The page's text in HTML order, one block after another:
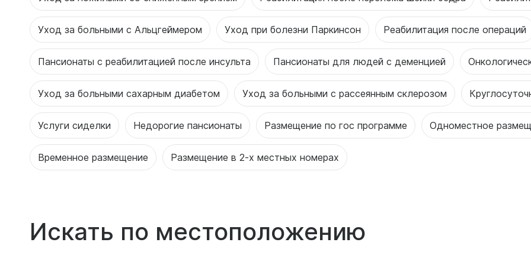
Уход за больными с Альцгеймером Уход при болезни Паркинсон Реабилитация после операций
Пансионаты с реабилитацией после инсульта Пансионаты для людей с деменцией
Уход за больными сахарным диабетом Уход за больными с рассеянным склерозом
Услуги сиделки Недорогие пансионаты Размещение по гос программе Одноместное
Временное размещение Размещение в 2-х местных номерах
Искать по местоположению